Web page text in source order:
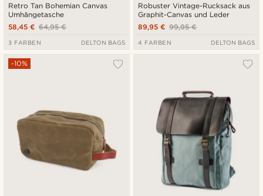
Retro Tan Bohemian Canvas
Umhängetasche
64,95 €
58,45 €
3 FARBEN DELTON BAGS
Robuster Vintage-Rucksack aus
Graphit-Canvas und Leder
99,95 €
89,95 €
4 FARBEN DELTON BAGS
-10%